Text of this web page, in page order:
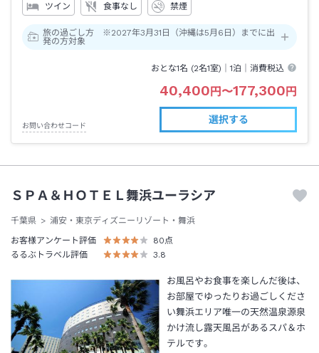
ツイン 食事なし 禁煙
旅の過ごし方 ※2027年3月31日（沖縄は5月6日）までに出
発の方対象
おとな1名 (2名1室)｜1泊 ｜消費税込
40,400円〜177,300円
お問い合わせコード
選択する
ＳＰＡ＆ＨＯＴＥＬ舞浜ユーラシア
千葉県
浦安・東京ディズニーリゾート・舞浜
お客様アンケート評価
80点
るるぶトラベル評価
3.8
お風呂やお食事を楽しんだ後は、
お部屋でゆったりお過ごしくださ
い舞浜エリア唯一の天然温泉源泉
かけ流し露天風呂があるスパ＆ホ
テルです。